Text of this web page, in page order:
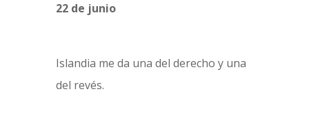
22 de junio
Islandia me da una del derecho y una
del revés.